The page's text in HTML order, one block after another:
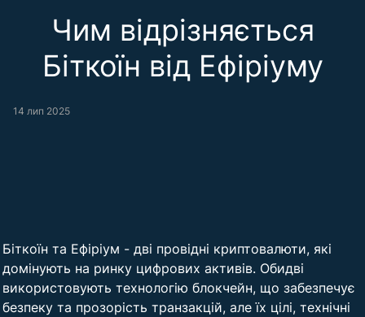
Чим відрізняється
Біткоїн від Ефіріуму
14 лип 2025
Біткоїн та Ефіріум - дві провідні криптовалюти, які
домінують на ринку цифрових активів. Обидві
використовують технологію блокчейн, що забезпечує
безпеку та прозорість транзакцій, але їх цілі, технічні